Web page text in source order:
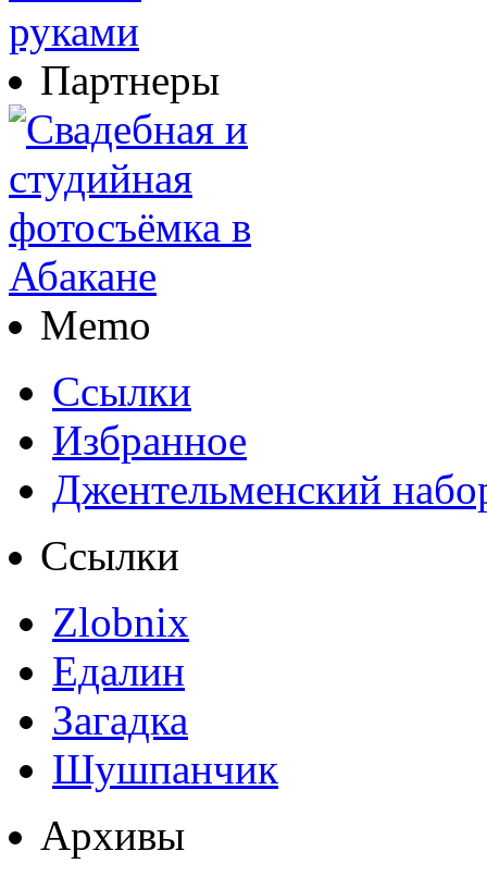
Партнеры
Memo
Ссылки
Избранное
Джентельменский
Ссылки
Zlobnix
Едалин
Загадка
Шушпанчик
Архивы